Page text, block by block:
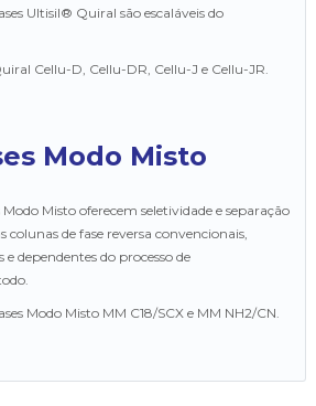
Ultisil® Quiral são escaláveis do
Cellu-D, Cellu-DR, Cellu-J e Cellu-JR.
Modo Misto
Misto oferecem seletividade e separação
de fase reversa convencionais,
dependentes do processo de
Modo Misto MM C18/SCX e MM NH2/CN.